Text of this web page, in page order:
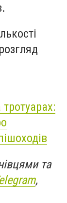
тротуарах:
та
,